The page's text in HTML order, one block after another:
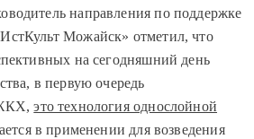
направления по поддержке
Можайск» отметил, что
на сегодняшний день
в первую очередь
ЖКХ,это технология однослойной
в применении для возведения